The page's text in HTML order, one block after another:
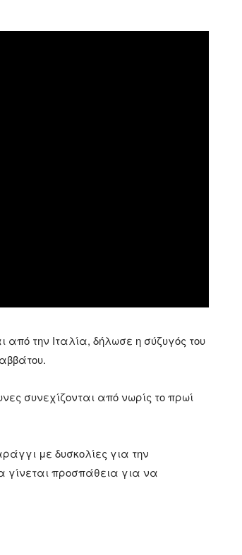
την Ιταλία, δήλωσε η σύζυγός του
συνεχίζονται από νωρίς το πρωί
με δυσκολίες για την
γίνεται προσπάθεια για να